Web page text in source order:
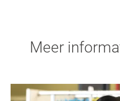
Meer